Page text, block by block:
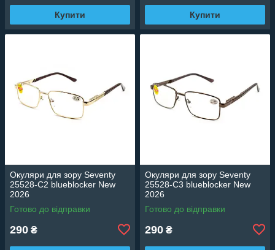
Купити Купити
Окуляри для зору Seventy
25528-C2 blueblocker New
2026
Готово до відправки
290 ₴
Окуляри для зору Seventy
25528-C3 blueblocker New
2026
Готово до відправки
290 ₴